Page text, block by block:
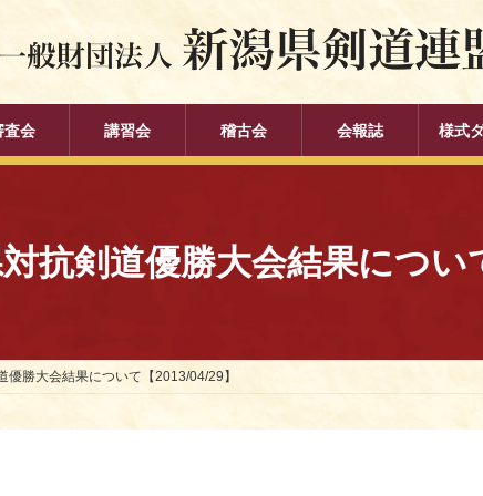
査会 講習会 稽古会 会報誌 様式
抗剣道優勝大会結果につい
勝大会結果について【2013/04/29】